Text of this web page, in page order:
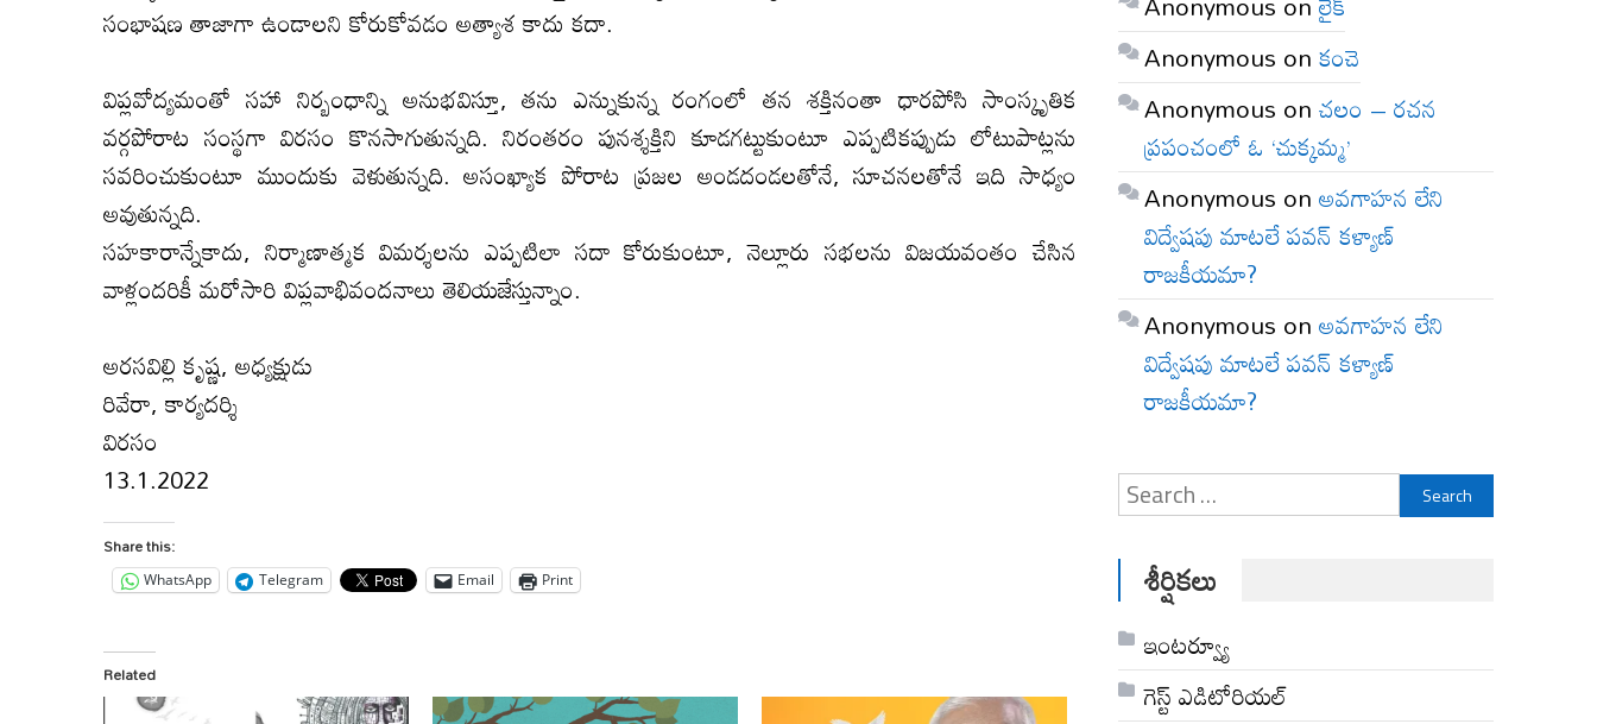
సంభాష‌ణ తాజాగా ఉండాల‌ని కోరుకోవ‌డం అత్యాశ కాదు క‌దా.
విప్ల‌వోద్య‌మంతో స‌హా నిర్బంధాన్ని అనుభ‌విస్తూ, త‌ను ఎన్నుకున్న రంగంలో త‌న శ‌క్తినంతా ధార‌పోసి సాంస్కృతిక
వ‌ర్గ‌పోరాట సంస్థ‌గా విర‌సం కొన‌సాగుతున్న‌ది. నిరంత‌రం పున‌శ్శ‌క్తిని కూడ‌గ‌ట్టుకుంటూ ఎప్ప‌టిక‌ప్పుడు లోటుపాట్ల‌ను
స‌వ‌రించుకుంటూ ముందుకు వెళుతున్న‌ది. అసంఖ్యాక పోరాట ప్ర‌జ‌ల అండ‌దండ‌ల‌తోనే, సూచ‌న‌ల‌తోనే ఇది సాధ్యం
అవుతున్న‌ది.
స‌హ‌కారాన్నేకాదు, నిర్మాణాత్మ‌క విమ‌ర్శ‌ల‌ను ఎప్ప‌టిలా స‌దా కోరుకుంటూ, నెల్లూరు స‌భ‌ల‌ను విజ‌య‌వంతం చేసిన
వాళ్లంద‌రికీ మ‌రోసారి విప్ల‌వాభివంద‌నాలు తెలియ‌జేస్తున్నాం.
అరసవిల్లి కృష్ణ, అధ్యక్షుడు
రివేరా, కార్యదర్శి
విర‌సం
13.1.2022
Share this:
WhatsApp Telegram Email Print
Related
Anonymous onకంచె
Anonymous onచలం – రచన
ప్రపంచంలో ఓ ‘చుక్కమ్మ’
Anonymous onఅవగాహన లేని
విద్వేషపు మాటలే పవన్ కళ్యాణ్
రాజకీయమా?
Anonymous onఅవగాహన లేని
విద్వేషపు మాటలే పవన్ కళ్యాణ్
రాజకీయమా?
Search
for:
శీర్షికలు
ఇంటర్వ్యూ
గెస్ట్ ఎడిటోరియల్